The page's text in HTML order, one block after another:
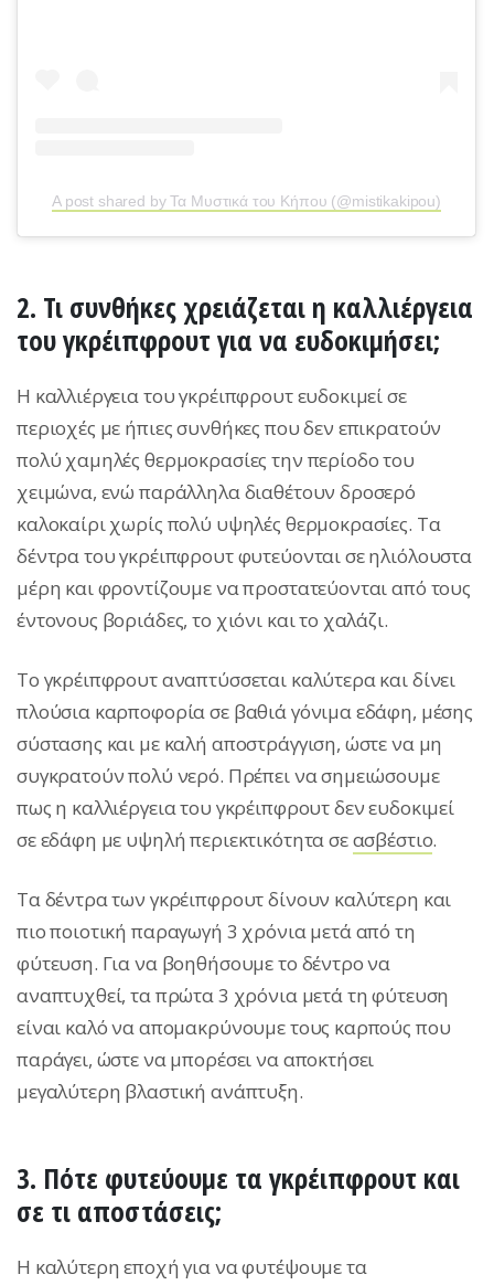
A post shared by Τα Μυστικά του Κήπου (@mistikakipou)
2. Τι συνθήκες χρειάζεται η καλλιέργεια
του γκρέιπφρουτ για να ευδοκιμήσει;
Η καλλιέργεια του γκρέιπφρουτ ευδοκιμεί σε
περιοχές με ήπιες συνθήκες που δεν επικρατούν
πολύ χαμηλές θερμοκρασίες την περίοδο του
χειμώνα, ενώ παράλληλα διαθέτουν δροσερό
καλοκαίρι χωρίς πολύ υψηλές θερμοκρασίες. Τα
δέντρα του γκρέιπφρουτ φυτεύονται σε ηλιόλουστα
μέρη και φροντίζουμε να προστατεύονται από τους
έντονους βοριάδες, το χιόνι και το χαλάζι.
To γκρέιπφρουτ αναπτύσσεται καλύτερα και δίνει
πλούσια καρποφορία σε βαθιά γόνιμα εδάφη, μέσης
σύστασης και με καλή αποστράγγιση, ώστε να μη
συγκρατούν πολύ νερό. Πρέπει να σημειώσουμε
πως η καλλιέργεια του γκρέιπφρουτ δεν ευδοκιμεί
σε εδάφη με υψηλή περιεκτικότητα σεασβέστιο.
Τα δέντρα των γκρέιπφρουτ δίνουν καλύτερη και
πιο ποιοτική παραγωγή 3 χρόνια μετά από τη
φύτευση. Για να βοηθήσουμε το δέντρο να
αναπτυχθεί, τα πρώτα 3 χρόνια μετά τη φύτευση
είναι καλό να απομακρύνουμε τους καρπούς που
παράγει, ώστε να μπορέσει να αποκτήσει
μεγαλύτερη βλαστική ανάπτυξη.
3. Πότε φυτεύουμε τα γκρέιπφρουτ και
σε τι αποστάσεις;
Η καλύτερη εποχή για να φυτέψουμε τα